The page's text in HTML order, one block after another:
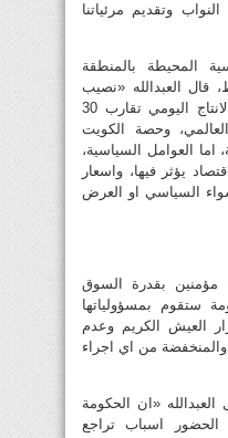
وتقديم مرئياتنا
المحيطة بالمنطقة
قال العبدالله «نصيب
حصة اوبك مجتمعه من قيمة الانتاج اليومي تقارب 30
وحصة الكويت
8 في المئة، اما العوامل السياسية،
يؤثر فيها، واسعار
السياسي او العرض
مؤمنين بقدرة السوق
ستقوم بمسؤولياتها
العيش الكريم وعدم
من اي اجراء
«ان الحكومة
اسباب تراجع